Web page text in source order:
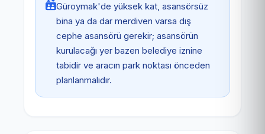
Güroymak'de yüksek kat, asansörsüz
bina ya da dar merdiven varsa dış
cephe asansörü gerekir; asansörün
kurulacağı yer bazen belediye iznine
tabidir ve aracın park noktası önceden
planlanmalıdır.